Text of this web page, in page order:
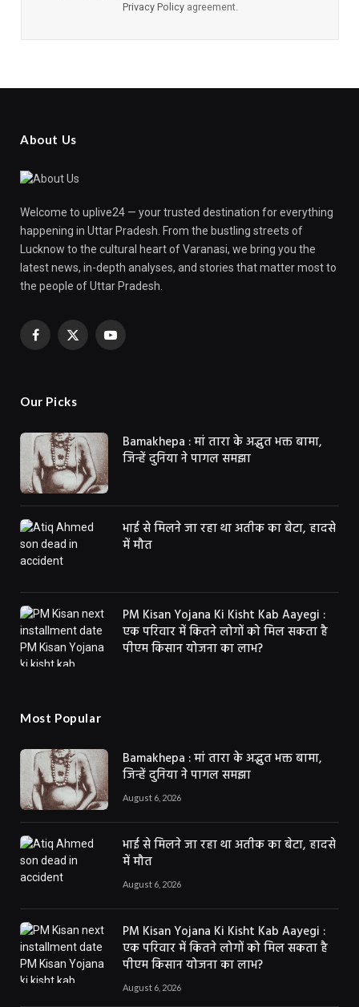
Privacy Policyagreement.
About Us
Welcome to uplive24 — your trusted destination for everything
happening in Uttar Pradesh. From the bustling streets of
Lucknow to the cultural heart of Varanasi, we bring you the
latest news, in-depth analyses, and stories that matter most to
the people of Uttar Pradesh.
Facebook
X
YouTube
Our Picks
Bamakhepa : मां तारा के अद्भुत भक्त बामा,
जिन्हें दुनिया ने पागल समझा
भाई से मिलने जा रहा था अतीक का बेटा, हादसे
में मौत
PM Kisan Yojana Ki Kisht Kab Aayegi :
एक परिवार में कितने लोगों को मिल सकता है
पीएम किसान योजना का लाभ?
Most Popular
Bamakhepa : मां तारा के अद्भुत भक्त बामा,
जिन्हें दुनिया ने पागल समझा
August 6, 2026
भाई से मिलने जा रहा था अतीक का बेटा, हादसे
में मौत
August 6, 2026
PM Kisan Yojana Ki Kisht Kab Aayegi :
एक परिवार में कितने लोगों को मिल सकता है
पीएम किसान योजना का लाभ?
August 6, 2026